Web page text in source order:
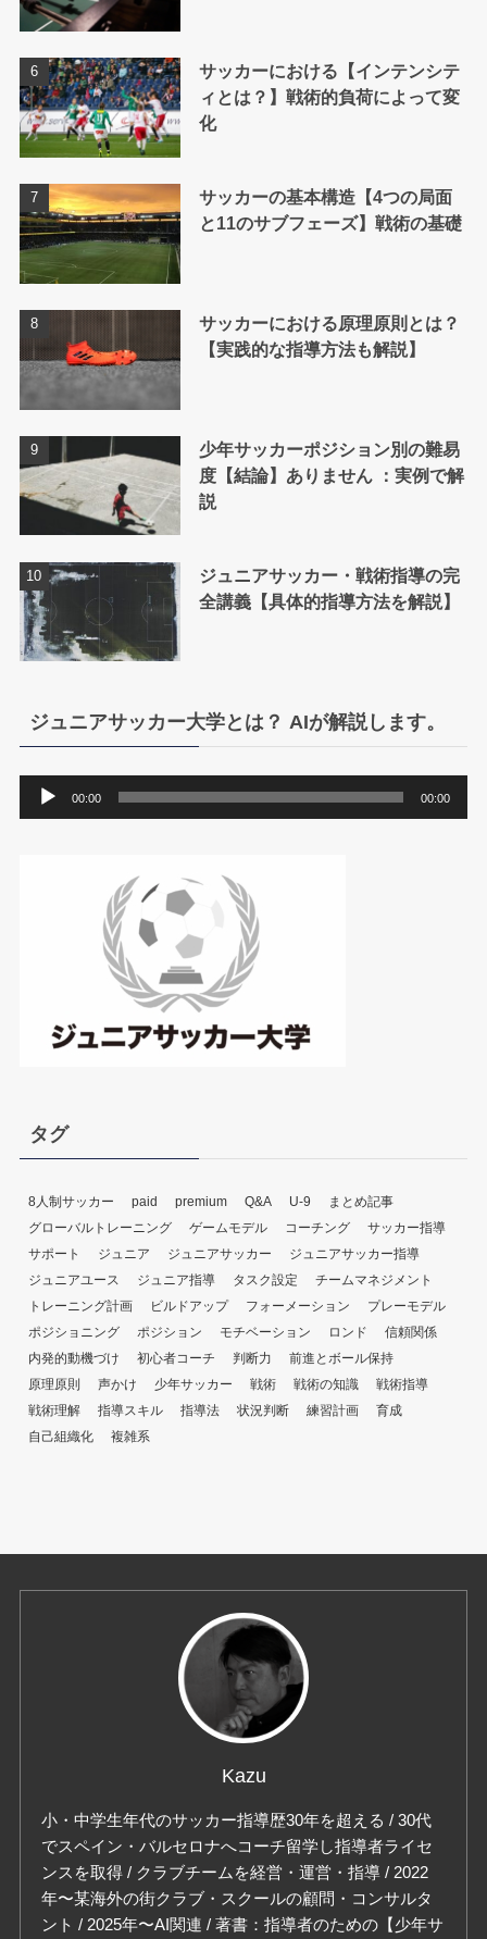
サッカーにおける【インテンシテ
ィとは？】戦術的負荷によって変
化
サッカーの基本構造【4つの局面
と11のサブフェーズ】戦術の基礎
サッカーにおける原理原則とは？
【実践的な指導方法も解説】
少年サッカーポジション別の難易
度【結論】ありません ：実例で解
説
ジュニアサッカー・戦術指導の完
全講義【具体的指導方法を解説】
ジュニアサッカー大学とは？ AIが解説します。
声
00:00 00:00
タグ
8人制サッカー paid premium Q&A U-9
まとめ記事
グローバルトレーニング
ゲームモデル コーチング
サッカー指導
サポート
ジュニア ジュニアサッカー
ジュニアサッカー指導
ジュニアユース
ジュニア指導 タスク設定
チームマネジメント
トレーニング計画
ビルドアップ フォーメーション
プレーモデル
ポジショニング
ポジション モチベーション ロンド
信頼関係
内発的動機づけ
初心者コーチ 判断力
前進とボール保持
原理原則
声かけ 少年サッカー 戦術 戦術の知識
戦術指導
戦術理解
指導スキル 指導法 状況判断 練習計画
育成
自己組織化
複雑系
Kazu
小・中学生年代のサッカー指導歴30年を超える / 30代
でスペイン・バルセロナへコーチ留学し指導者ライセ
ンスを取得 / クラブチームを経営・運営・指導 / 2022
年〜某海外の街クラブ・スクールの顧問・コンサルタ
ント / 2025年〜AI関連 / 著書：指導者のための【少年サ